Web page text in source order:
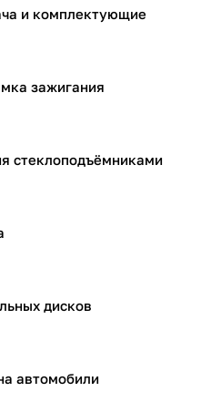
и комплектующие
зажигания
стеклоподъёмниками
дисков
автомобили